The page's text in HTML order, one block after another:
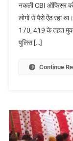
नकली CBI ऑफिसर
लोगों से पैसे ऐंठ रहा
170, 419 के तहत
पुलिस […]
Continue